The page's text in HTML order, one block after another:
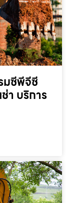
มซีพีจีซี
า บริการ